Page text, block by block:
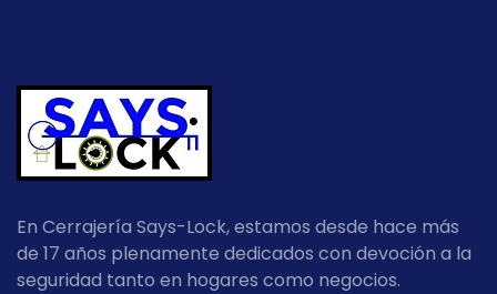
En Cerrajería Says-Lock, estamos desde hace más
de 17 años plenamente dedicados con devoción a la
seguridad tanto en hogares como negocios.